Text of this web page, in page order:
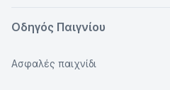
Οδηγός Παιγνίου
Ασφαλές παιχνίδι